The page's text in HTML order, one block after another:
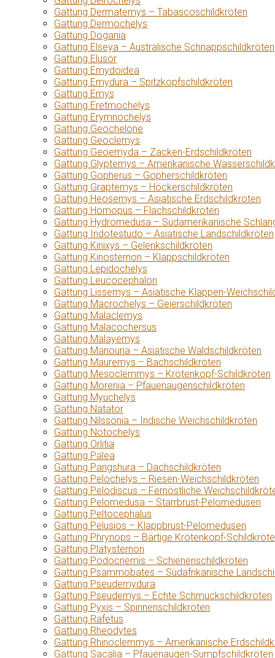
Gattung Dermatemys – Tabascoschildkröten
Gattung Dermochelys
Gattung Dogania
Gattung Elseya – Australische Schnappschildkröten
Gattung Elusor
Gattung Emydoidea
Gattung Emydura – Spitzkopfschildkröten
Gattung Emys
Gattung Eretmochelys
Gattung Erymnochelys
Gattung Geochelone
Gattung Geoclemys
Gattung Geoemyda – Zacken-Erdschildkröten
Gattung Glyptemys – Amerikanische
Gattung Gopherus – Gopherschildkröten
Gattung Graptemys – Höckerschildkröten
Gattung Heosemys – Asiatische Erdschildkröten
Gattung Homopus – Flachschildkröten
Gattung Hydromedusa – Südamerikanische
Gattung Indotestudo – Asiatische Landschildkröten
Gattung Kinixys – Gelenkschildkröten
Gattung Kinosternon – Klappschildkröten
Gattung Lepidochelys
Gattung Leucocephalon
Gattung Lissemys – Asiatische Klappen-
Gattung Macrochelys – Geierschildkröten
Gattung Malaclemys
Gattung Malacochersus
Gattung Malayemys
Gattung Manouria – Asiatische Waldschildkröten
Gattung Mauremys – Bachschildkröten
Gattung Mesoclemmys – Krötenkopf-Schildkröten
Gattung Morenia – Pfauenaugenschildkröten
Gattung Myuchelys
Gattung Natator
Gattung Nilssonia – Indische Weichschildkröten
Gattung Notochelys
Gattung Orlitia
Gattung Palea
Gattung Pangshura – Dachschildkröten
Gattung Pelochelys – Riesen-Weichschildkröten
Gattung Pelodiscus – Fernöstliche
Gattung Pelomedusa – Starrbrust-Pelomedusen
Gattung Peltocephalus
Gattung Pelusios – Klappbrust-Pelomedusen
Gattung Phrynops – Bärtige Krötenkopf-
Gattung Platysternon
Gattung Podocnemis – Schienenschildkröten
Gattung Psammobates – Südafrikanische
Gattung Pseudemydura
Gattung Pseudemys – Echte Schmuckschildkröten
Gattung Pyxis – Spinnenschildkröten
Gattung Rafetus
Gattung Rheodytes
Gattung Rhinoclemmys – Amerikanische
Gattung Sacalia – Pfauenaugen-Sumpfschildkröten